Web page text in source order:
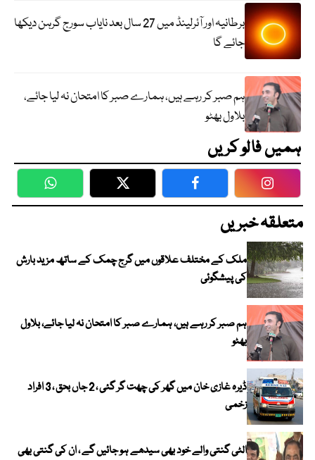
برطانیہ اور آئرلینڈ میں 27 سال بعد نایاب سورج گرہن دیکھا
جائے گا
ہم صبر کر رہے ہیں، ہمارے صبر کا امتحان نہ لیا جائے،
بلاول بھٹو
ہمیں فالو کریں
WhatsApp Twitter Facebook
متعلقہ خبریں
ملک کے مختلف علاقوں میں گرج چمک کے ساتھ مزید بارش
کی پیشگوئی
ہم صبر کر رہے ہیں، ہمارے صبر کا امتحان نہ لیا جائے، بلاول
بھٹو
ڈیرہ غازی خان میں گھر کی چھت گر گئی ، 2 جاں بحق ، 3 افراد
زخمی
الٹی گنتی والے خود بھی سیدھے ہو جائیں گے ، ان کی گنتی بھی